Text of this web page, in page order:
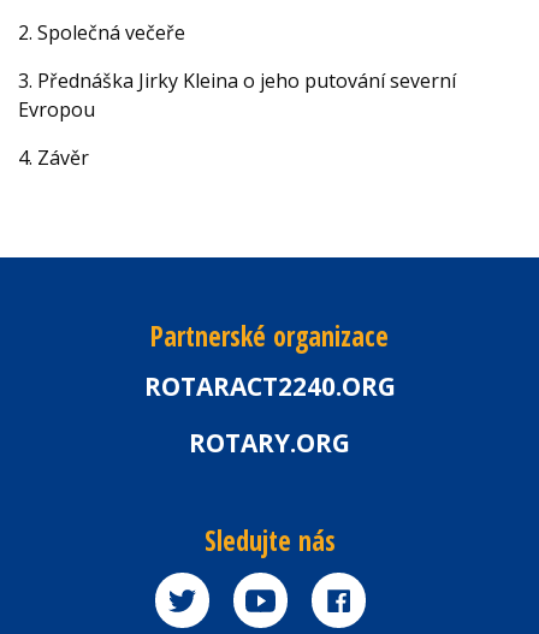
2. Společná večeře
3. Přednáška Jirky Kleina o jeho putování severní
Evropou
4. Závěr
Partnerské organizace
ROTARACT2240.ORG
ROTARY.ORG
Sledujte nás